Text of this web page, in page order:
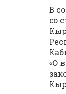
В
со
«О